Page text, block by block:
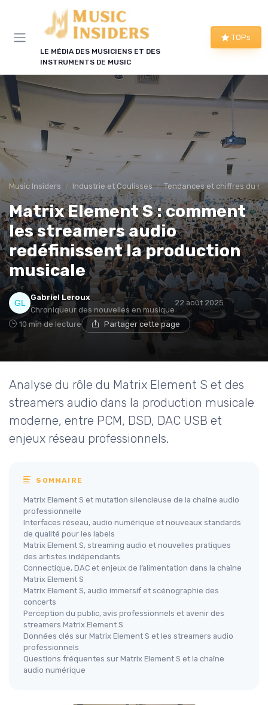
LE MÉDIA DES MUSICIENS ET DES
INSTRUMENTS DE MUSIC
TOPs
Music Insiders Industrie et Coulisses Tendances et chiffres du
Matrix Element S : comment
les streamers audio
redéfinissent la production
musicale
Gabriel Leroux
Chroniqueur des nouvelles en musique
22 août 2025
10 min de lecture Partager cette page
Analyse du rôle du Matrix Element S et des
streamers audio dans la production musicale
moderne, entre PCM, DSD, DAC USB et
enjeux réseau professionnels.
SOMMAIRE
Matrix Element S et mutation silencieuse de la chaîne audio
professionnelle
Interfaces réseau, audio numérique et nouveaux standards
de qualité pour les labels
Matrix Element S, streaming audio et nouvelles pratiques
des artistes indépendants
Connectique, DAC et enjeux de l’alimentation dans la chaîne
Matrix Element S
Matrix Element S, audio immersif et scénographie des
concerts
Perception du public, avis professionnels et avenir des
streamers Matrix Element S
Données clés sur Matrix Element S et les streamers audio
professionnels
Questions fréquentes sur Matrix Element S et la chaîne
audio numérique
Panneau de gestion des cookies